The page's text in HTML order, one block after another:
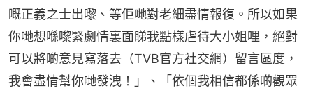
嘅正義之士出嚟、等佢哋對老細盡情報復。所以如果
你哋想喺嚟緊劇情裏面睇我點樣虐待大小姐哩，絕對
可以將啲意見寫落去（TVB官方社交網）留言區度，
我會盡情幫你哋發洩！」、「依個我相信都係啲觀眾